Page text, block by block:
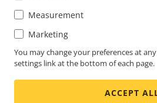
聯絡我們
Measurement
Marketing
You may change your preferences at
settings link at the bottom of each page.
ACCEPT